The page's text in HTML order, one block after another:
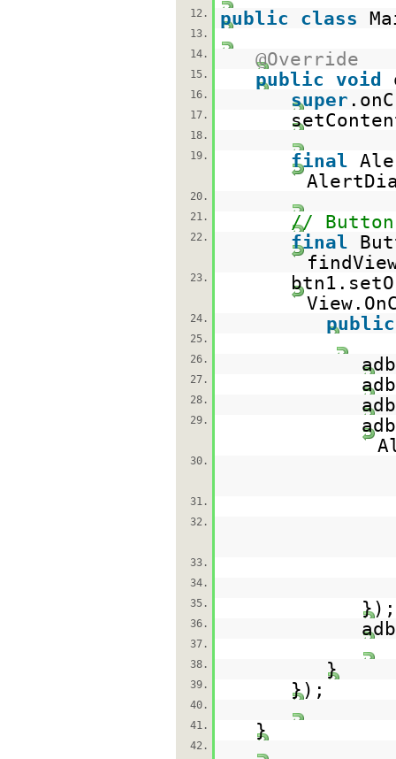
12.
public class
13.
14.
@Override
15. public void
16. super
17.
18.
19.
final
20.
21.
//
22. final
23.
24. public
25.
26.
27.
28.
29.
30.
31.
32.
33.
34.
35.
});
36.
37.
38.
}
39. });
40.
41.
}
42.